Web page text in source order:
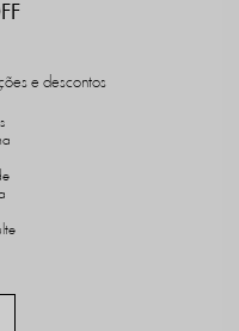
e descontos